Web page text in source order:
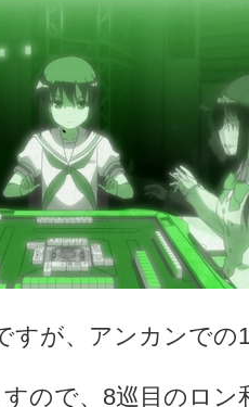
すが、アンカンでの
ので、8巡目のロン